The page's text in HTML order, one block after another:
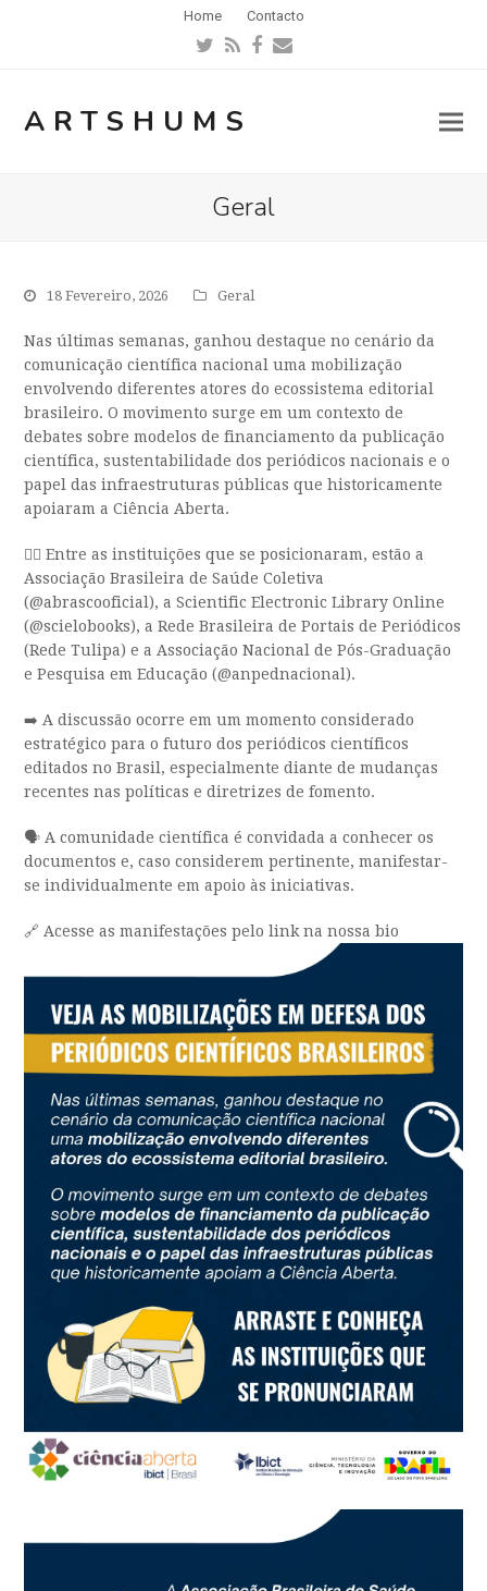
Home Contacto
Twitter
RSSFacebook
Email
ARTSHUMS
Geral
18 Fevereiro, 2026 Geral
Nas últimas semanas, ganhou destaque no cenário da
comunicação científica nacional uma mobilização
envolvendo diferentes atores do ecossistema editorial
brasileiro. O movimento surge em um contexto de
debates sobre modelos de financiamento da publicação
científica, sustentabilidade dos periódicos nacionais e o
papel das infraestruturas públicas que historicamente
apoiaram a Ciência Aberta.
✍🏼 Entre as instituições que se posicionaram, estão a
Associação Brasileira de Saúde Coletiva
(@abrascooficial), a Scientific Electronic Library Online
(@scielobooks), a Rede Brasileira de Portais de Periódicos
(Rede Tulipa) e a Associação Nacional de Pós-Graduação
e Pesquisa em Educação (@anpednacional).
➡️ A discussão ocorre em um momento considerado
estratégico para o futuro dos periódicos científicos
editados no Brasil, especialmente diante de mudanças
recentes nas políticas e diretrizes de fomento.
🗣️ A comunidade científica é convidada a conhecer os
documentos e, caso considerem pertinente, manifestar-
se individualmente em apoio às iniciativas.
🔗 Acesse as manifestações pelo link na nossa bio